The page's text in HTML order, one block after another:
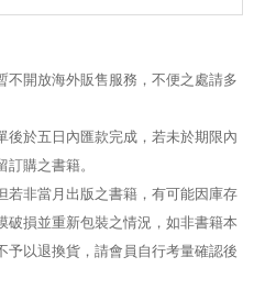
不開放海外販售服務，不便之處請多
後於五日內匯款完成，若未於期限內
購之書籍。
若非當月出版之書籍，有可能因庫存
破損並重新包裝之情況，如非書籍本
予以退換貨，請會員自行考量確認後